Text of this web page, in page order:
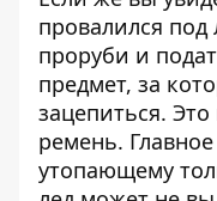
провалился под
проруби и
предмет, за
зацепиться.
ремень.
утопающему